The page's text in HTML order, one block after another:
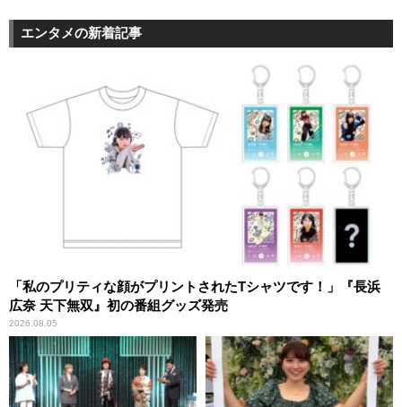
エンタメの新着記事
「私のプリティな顔がプリントされたTシャツです！」『長浜
広奈 天下無双』初の番組グッズ発売
2026.08.05